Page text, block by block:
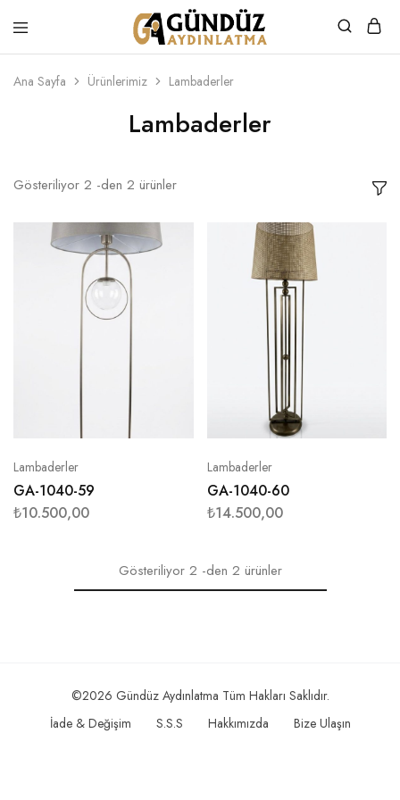
Gündüz
Özel
Ürünler
Ana Sayfa Ürünlerimiz Lambaderler
Lambaderler
Gösteriliyor 2 -den 2 ürünler
Lambaderler
GA-1040-59
₺10.500,00
Lambaderler
GA-1040-60
₺14.500,00
Gösteriliyor2 -den 2 ürünler
©2026 Gündüz Aydınlatma Tüm Hakları Saklıdır.
İade & Değişim
S.S.S Hakkımızda Bize Ulaşın